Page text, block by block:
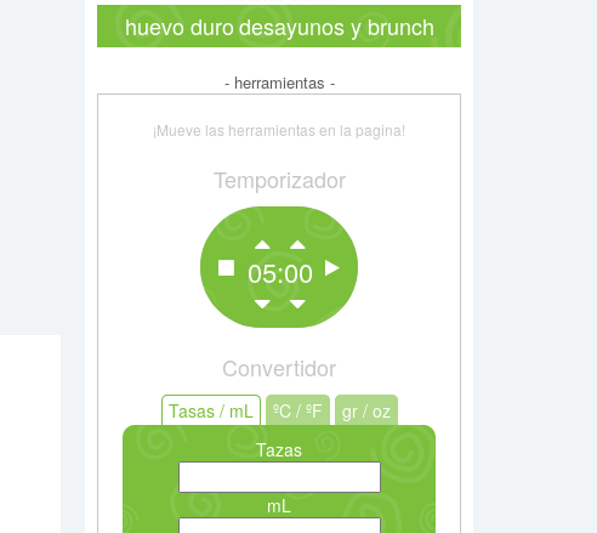
huevo durodesayunos y brunch
- herramientas -
¡Mueve las herramientas en la pagina!
Temporizador
05:00
Convertidor
Tasas / mL ºC / ºF gr / oz
Tasas / mL ºC / ºF
gr / oz
Tazas
mL